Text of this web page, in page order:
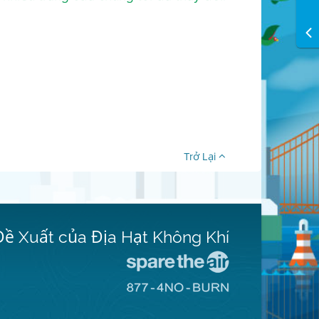
Trở Lại
Xuất của Địa Hạt Không Khí
Trang